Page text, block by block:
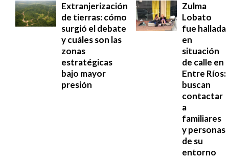
Extranjerización
de tierras: cómo
surgió el debate
y cuáles son las
zonas
estratégicas
bajo mayor
presión
Zulma
Lobato
fue hallada
en
situación
de calle en
Entre Ríos:
buscan
contactar
a
familiares
y personas
de su
entorno